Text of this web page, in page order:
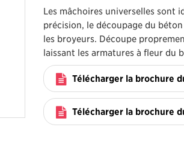
Les mâchoires universelles sont
précision, le découpage du
les broyeurs. Découpe
laissant les armatures à fleur du
Télécharger la brochure
Télécharger la brochure